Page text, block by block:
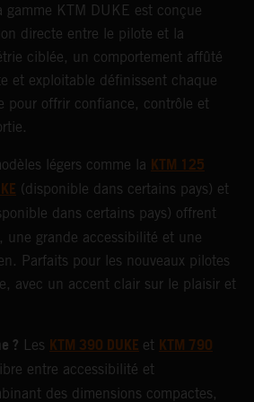
gamme KTM DUKE est conçue
directe entre le pilote et la
ciblée, un comportement affûté
et exploitable définissent chaque
pour offrir confiance, contrôle et
légers comme la KTM 125
(disponible dans certains pays) et
dans certains pays) offrent
une grande accessibilité et une
Parfaits pour les nouveaux pilotes
avec un accent clair sur le plaisir et
? Les KTM 390 DUKE et KTM 790
entre accessibilité et
des dimensions compactes,